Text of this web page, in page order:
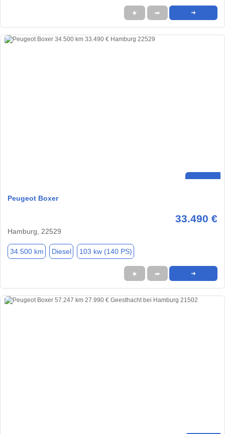
★ ➦ ➜
Peugeot Boxer
33.490 €
Hamburg, 22529
34.500 km Diesel 103 kw (140 PS)
★ ➦ ➜